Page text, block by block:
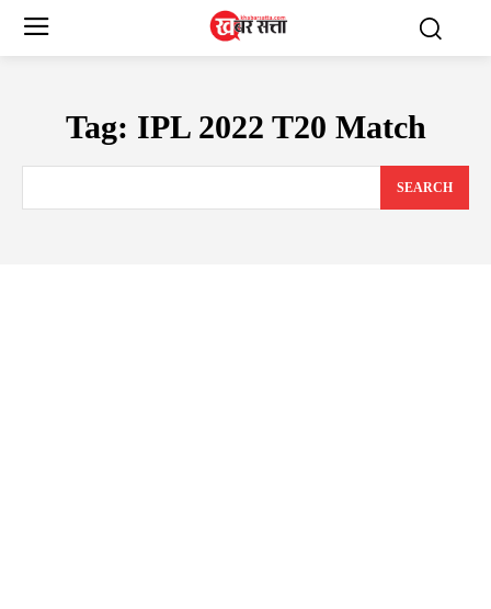
Tag: IPL 2022 T20 Match
SEARCH